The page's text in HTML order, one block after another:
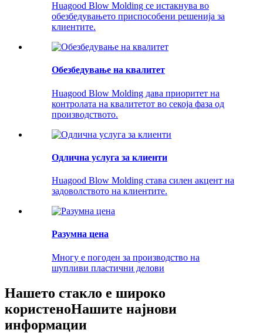
Huagood Blow Molding се истакнува во
обезбедувањето приспособени решенија за
клиентите.
Обезбедување на квалитет
Huagood Blow Molding дава приоритет на
контролата на квалитетот во секоја фаза од
производството.
Одлична услуга за клиенти
Huagood Blow Molding става силен акцент на
задоволството на клиентите.
Разумна цена
Многу е погоден за производство на
шупливи пластични делови
Нашето стакло е широко
користеноНашите најнови
информации